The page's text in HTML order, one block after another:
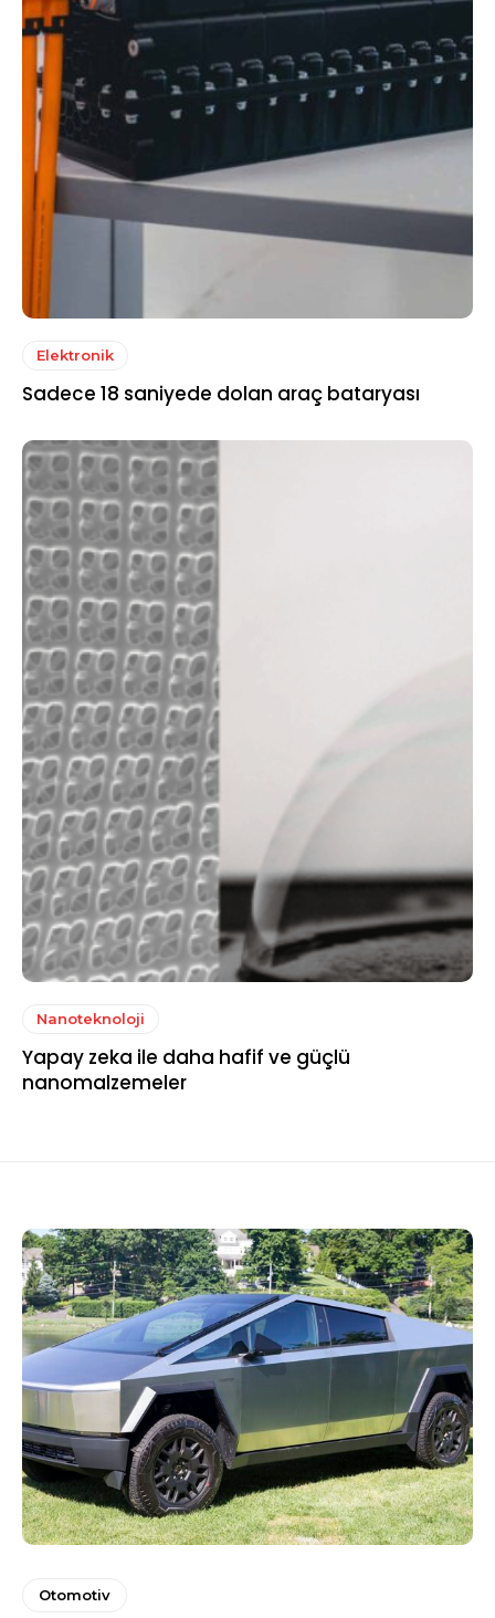
Elektronik
Sadece 18 saniyede dolan araç bataryası
Nanoteknoloji
Yapay zeka ile daha hafif ve güçlü
nanomalzemeler
Otomotiv